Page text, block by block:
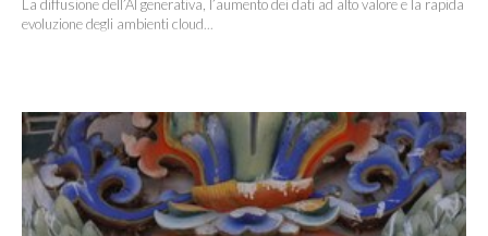
La diffusione dell’AI generativa, l’aumento dei dati ad alto valore e la rapida
evoluzione degli ambienti cloud...